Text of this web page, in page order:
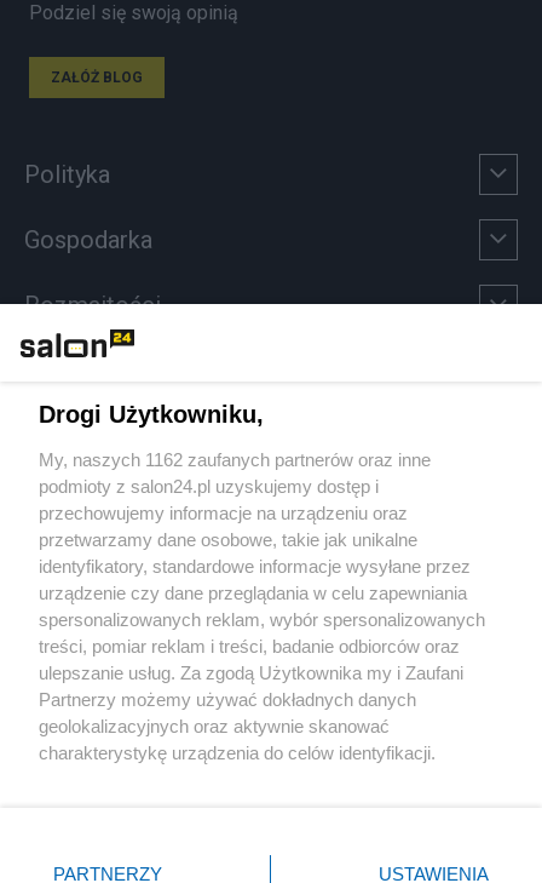
Podziel się swoją opinią
ZAŁÓŻ BLOG
Polityka
Gospodarka
Rozmaitości
Sport
Społeczeństwo
Kultura
X Facebook Instagram Youtube
Drogi Użytkowniku,
My, naszych 1162 zaufanych partnerów oraz inne
podmioty z salon24.pl uzyskujemy dostęp i
przechowujemy informacje na urządzeniu oraz
przetwarzamy dane osobowe, takie jak unikalne
identyfikatory, standardowe informacje wysyłane przez
urządzenie czy dane przeglądania w celu zapewniania
spersonalizowanych reklam, wybór spersonalizowanych
treści, pomiar reklam i treści, badanie odbiorców oraz
ulepszanie usług. Za zgodą Użytkownika my i Zaufani
Partnerzy możemy używać dokładnych danych
geolokalizacyjnych oraz aktywnie skanować
charakterystykę urządzenia do celów identyfikacji.
zmienić/wycofać klikając przycisk ustawień prywatności
PARTNERZY USTAWIENIA